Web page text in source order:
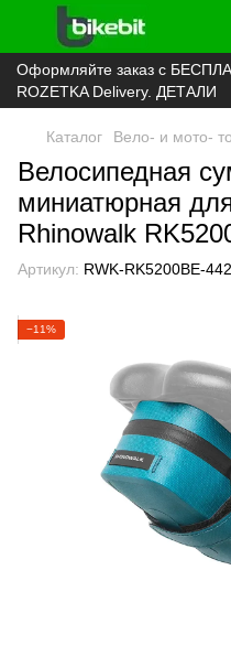
Оформляйте заказ с
ROZETKA Delivery. ДЕТАЛИ
Каталог Вело- и мото-
Велосипедная
миниатюрная
Rhinowalk
Артикул: RWK-RK5200BE-
−11%